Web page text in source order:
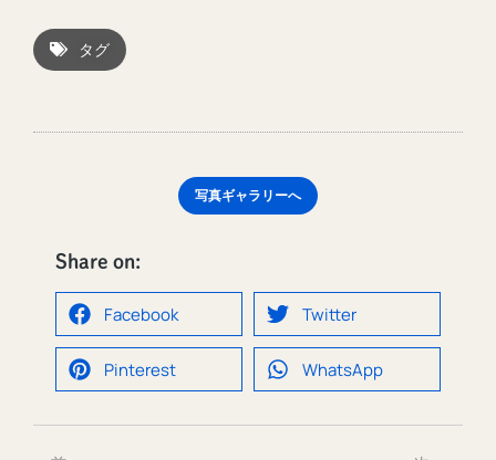
タグ
写真ギャラリーへ
Share on:
Facebook Twitter
Pinterest WhatsApp